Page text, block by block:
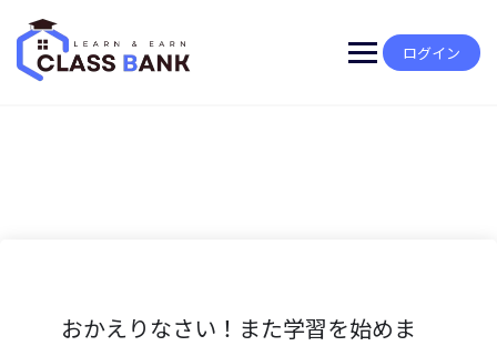
content
ログイン
おかえりなさい！また学習を始めま